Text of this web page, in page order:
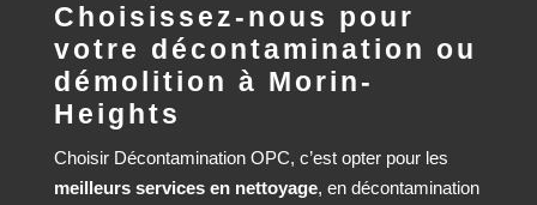
Choisissez-nous pour
votre décontamination ou
démolition à Morin-
Heights
Choisir Décontamination OPC, c’est opter pour les
meilleurs services en nettoyage, en décontamination